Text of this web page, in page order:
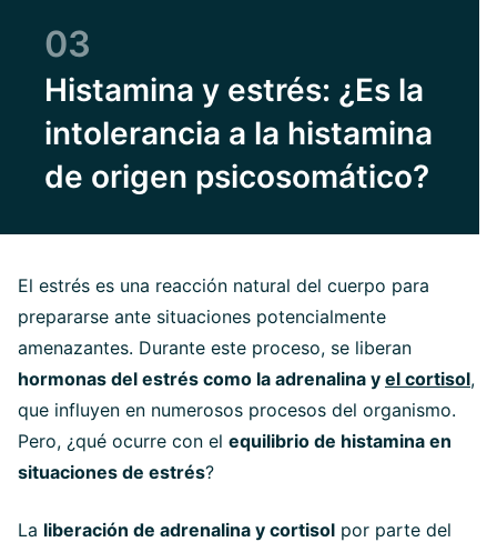
03
Histamina y estrés: ¿Es la
intolerancia a la histamina
de origen psicosomático?
El estrés es una reacción natural del cuerpo para
prepararse ante situaciones potencialmente
amenazantes. Durante este proceso, se liberan
hormonas del estrés como la adrenalina y el cortisol,
que influyen en numerosos procesos del organismo.
Pero, ¿qué ocurre con el equilibrio de histamina en
situaciones de estrés?
La liberación de adrenalina y cortisol por parte del